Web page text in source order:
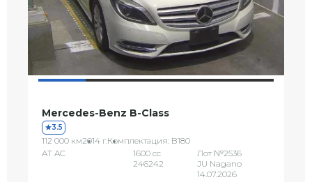
Mercedes-Benz B-Class
3.5
112 000 км2014 г.Комплектация: B180
AT AC
1600 сс
246242
Лот №2536
JU Nagano
14.07.2026